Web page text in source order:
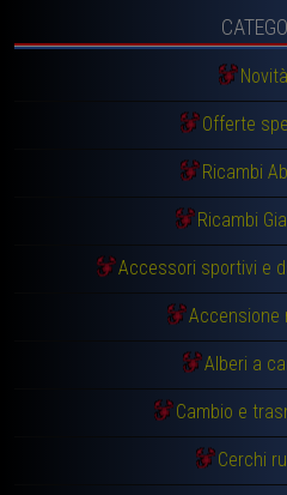
Novità
Offerte
Ricambi
Ricambi
Accessori sportivi e
Accensione
Alberi a
Cambio e
Cerchi